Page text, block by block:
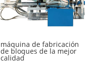
máquina de fabricación
de bloques de la mejor
calidad